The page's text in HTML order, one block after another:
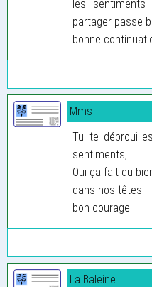
les
partager passe
bonne
Mms
Tu te
sentiments,
Oui ça fait du
dans nos têtes.
bon courage
La Baleine